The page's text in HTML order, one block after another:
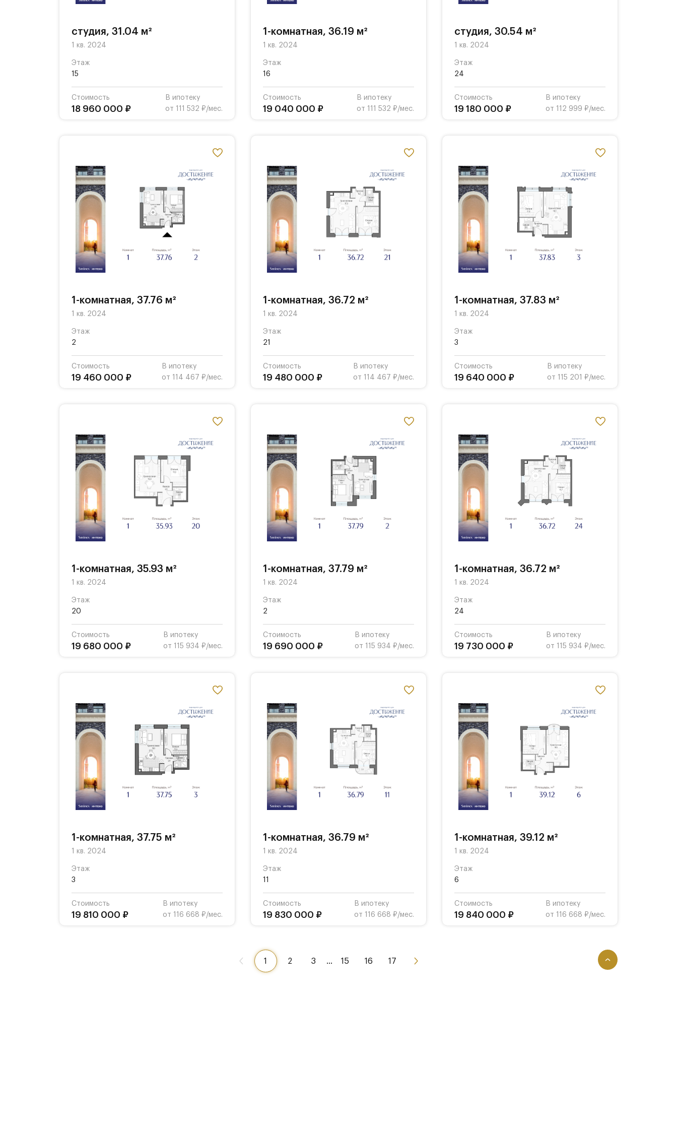
студия, 31.04 м²
1 кв. 2024
Этаж
15
Стоимость
18 960 000 ₽
В ипотеку
от 111 532 ₽/мес.
1-комнатная, 36.19 м²
1 кв. 2024
Этаж
16
Стоимость
19 040 000 ₽
В ипотеку
от 111 532 ₽/мес.
студия, 30.54 м²
1 кв. 2024
Этаж
24
Стоимость
19 180 000 ₽
В ипотеку
от 112 999 ₽/мес.
1-комнатная, 37.76 м²
1 кв. 2024
Этаж
2
Стоимость
19 460 000 ₽
В ипотеку
от 114 467 ₽/мес.
1-комнатная, 36.72 м²
1 кв. 2024
Этаж
21
Стоимость
19 480 000 ₽
В ипотеку
от 114 467 ₽/мес.
1-комнатная, 37.83 м²
1 кв. 2024
Этаж
3
Стоимость
19 640 000 ₽
В ипотеку
от 115 201 ₽/мес.
1-комнатная, 35.93 м²
1 кв. 2024
Этаж
20
Стоимость
19 680 000 ₽
В ипотеку
от 115 934 ₽/мес.
1-комнатная, 37.79 м²
1 кв. 2024
Этаж
2
Стоимость
19 690 000 ₽
В ипотеку
от 115 934 ₽/мес.
1-комнатная, 36.72 м²
1 кв. 2024
Этаж
24
Стоимость
19 730 000 ₽
В ипотеку
от 115 934 ₽/мес.
1-комнатная, 37.75 м²
1 кв. 2024
Этаж
3
Стоимость
19 810 000 ₽
В ипотеку
от 116 668 ₽/мес.
1-комнатная, 36.79 м²
1 кв. 2024
Этаж
11
Стоимость
19 830 000 ₽
В ипотеку
от 116 668 ₽/мес.
1-комнатная, 39.12 м²
1 кв. 2024
Этаж
6
Стоимость
19 840 000 ₽
В ипотеку
от 116 668 ₽/мес.
1 2 3 … 15 16 17